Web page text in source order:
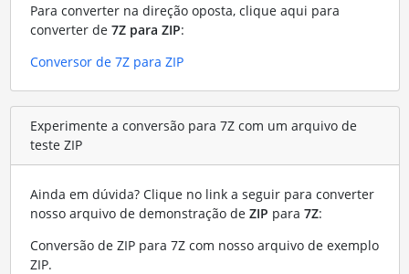
Para converter na direção oposta, clique aqui para
converter de 7Z para ZIP:
Conversor de 7Z para ZIP
Experimente a conversão para 7Z com um arquivo de
teste ZIP
Ainda em dúvida? Clique no link a seguir para converter
nosso arquivo de demonstração de ZIP para 7Z:
Conversão de ZIP para 7Z com nosso arquivo de exemplo
ZIP.